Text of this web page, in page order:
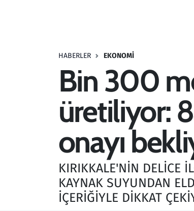
HABERLER EKONOMI
Bin 300
üretiliyor:
onayı
KIRIKKALE'NİN DELİCE
KAYNAK SUYUNDAN
İÇERİĞİYLE DİKKAT
Savunma Sanayi
Teknoloji ve Bilim
Televizyon